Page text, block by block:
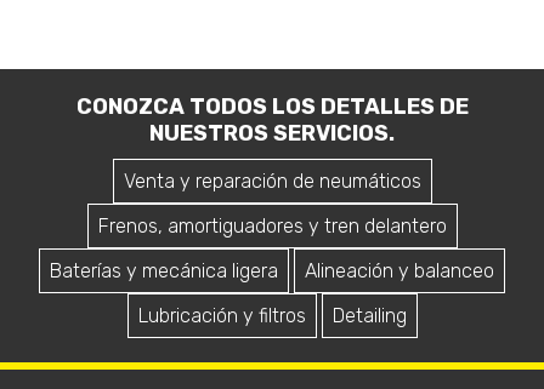
CONOZCA TODOS LOS DETALLES DE
NUESTROS SERVICIOS.
Venta y reparación de neumáticos
Frenos, amortiguadores y tren delantero
Baterías y mecánica ligera
Alineación y balanceo
Lubricación y filtros
Detailing